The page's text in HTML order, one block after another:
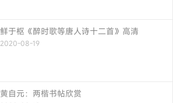
鲜于枢《醉时歌等唐人诗十二首》高清
2020-08-19
黄自元：两楷书帖欣赏